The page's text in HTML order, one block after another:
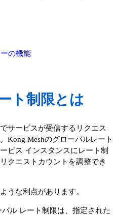
の機能
ト制限とは
サービスが受信するリクエス
Kong Meshのグローバルレート
ビス インスタンスにレート制
クエストカウントを調整でき
うな利点があります。
バル レート制限は、指定された